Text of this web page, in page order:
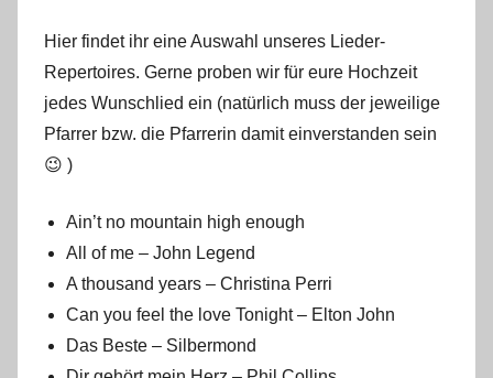
Hier findet ihr eine Auswahl unseres Lieder-
Repertoires. Gerne proben wir für eure Hochzeit
jedes Wunschlied ein (natürlich muss der jeweilige
Pfarrer bzw. die Pfarrerin damit einverstanden sein
😉 )
Ain’t no mountain high enough
All of me – John Legend
A thousand years – Christina Perri
Can you feel the love Tonight – Elton John
Das Beste – Silbermond